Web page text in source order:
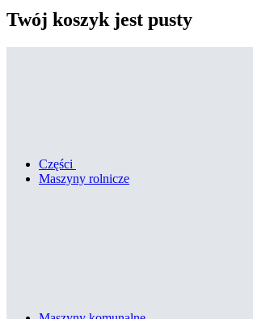
Twój koszyk jest pusty
Części
Maszyny rolnicze